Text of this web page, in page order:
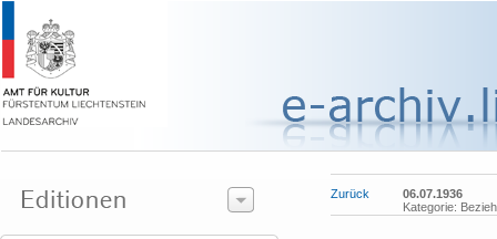
Zurück
06.07.1936
Kategorie: